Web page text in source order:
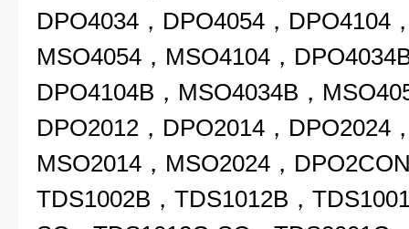
DPO4034，DPO4054，DPO4104
MSO4054，MSO4104，
DPO4104B，MSO4034B，
DPO2012，DPO2014，DPO2024
MSO2014，MSO2024，
TDS1002B，TDS1012B，